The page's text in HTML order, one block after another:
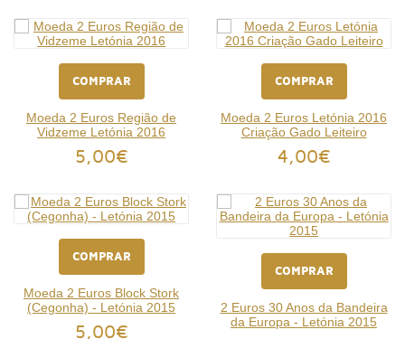
COMPRAR
Moeda 2 Euros Região de
Vidzeme Letónia 2016
5,00€
COMPRAR
Moeda 2 Euros Letónia 2016
Criação Gado Leiteiro
4,00€
COMPRAR
Moeda 2 Euros Block Stork
(Cegonha) - Letónia 2015
5,00€
COMPRAR
2 Euros 30 Anos da Bandeira
da Europa - Letónia 2015